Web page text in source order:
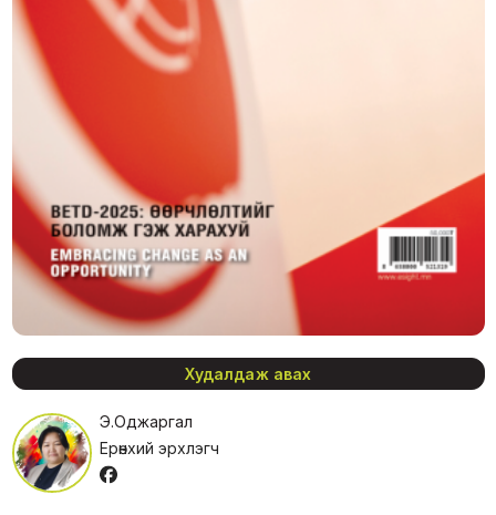
Худалдаж авах
Э.Оджаргал
Ерөнхий эрхлэгч